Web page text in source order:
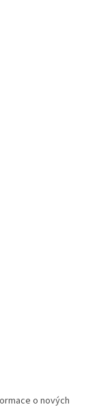
o nových